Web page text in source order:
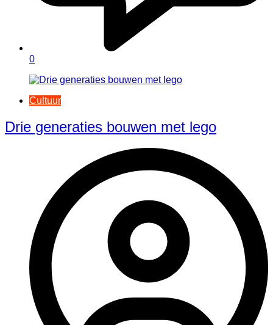
0
Cultuur
Drie generaties bouwen met lego